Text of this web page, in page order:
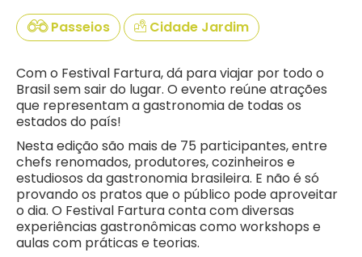
Passeios Cidade Jardim
Com o Festival Fartura, dá para viajar por todo o
Brasil sem sair do lugar. O evento reúne atrações
que representam a gastronomia de todas os
estados do país!
Nesta edição são mais de 75 participantes, entre
chefs renomados, produtores, cozinheiros e
estudiosos da gastronomia brasileira. E não é só
provando os pratos que o público pode aproveitar
o dia. O Festival Fartura conta com diversas
experiências gastronômicas como workshops e
aulas com práticas e teorias.